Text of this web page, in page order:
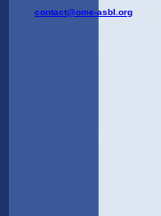
contact@ome-asbl.org